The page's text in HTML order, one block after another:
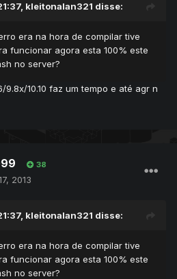
kleitonalan321 disse:
era na hora de compilar tive
funcionar agora esta 100% este
no server?
10.10 faz um tempo e até agr n
38
2013
kleitonalan321 disse:
era na hora de compilar tive
funcionar agora esta 100% este
no server?